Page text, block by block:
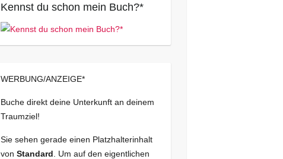
Kennst du schon mein Buch?*
WERBUNG/ANZEIGE*
Buche direkt deine Unterkunft an deinem
Traumziel!
Sie sehen gerade einen Platzhalterinhalt
von Standard . Um auf den eigentlichen